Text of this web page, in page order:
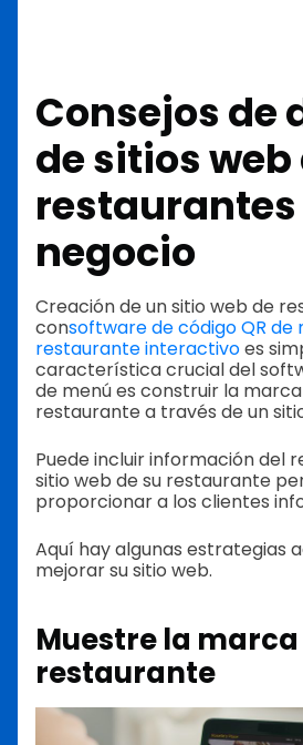
Consejos de
de sitios web
negocio
Creación de un sitio web de
consoftware de código QR de
restaurante interactivoes
característica crucial del
de menú es construir la
restaurante a través de un
Puede incluir información del
sitio web de su restaurante
proporcionar a los clientes
Aquí hay algunas estrategias
mejorar su sitio web.
Muestre la marca
restaurante